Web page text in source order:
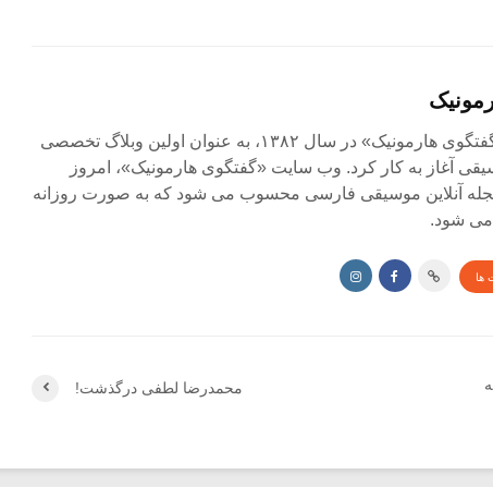
مجله آنلاین «گفتگوی هارمونیک» در سال ۱۳۸۲، به عنوان اولین وبلاگ تخصصی
آغاز به کار کرد. وب سایت «گفتگوی هارمونیک»، امروز
آنلاین موسیقی فارسی محسوب می شود که به صورت روزانه
می شود.
ها
محمدرضا لطفی درگذشت!